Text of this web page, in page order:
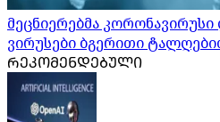
მეცნიერებმა კორონავირუსი
ვირუსები ბგერითი
ᲠᲔᲙᲝᲛᲔᲜᲓᲔᲑᲣᲚᲘ